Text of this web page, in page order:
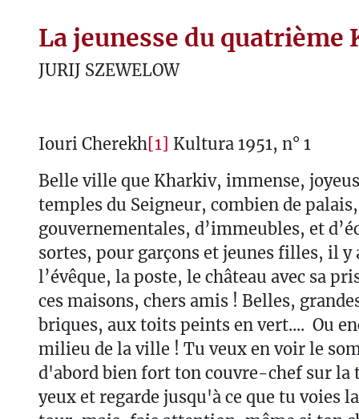
La jeunesse du quatrième
JURIJ SZEWELOW
Iouri Cherekh[1] Kultura 1951, n° 1
Belle ville que Kharkiv, immense,
temples du Seigneur, combien de
gouvernementales, d’immeubles, et
sortes, pour garçons et jeunes filles, il y
l’évêque, la poste, le château avec sa
ces maisons, chers amis ! Belles,
briques, aux toits peints en vert.... Ou
milieu de la ville ! Tu veux en voir le
d'abord bien fort ton couvre-chef sur la
yeux et regarde jusqu'à ce que tu voies